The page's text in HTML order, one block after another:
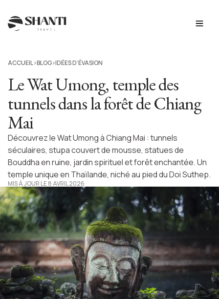
ACCUEIL>BLOG>IDÉES D’ÉVASION
Le Wat Umong, temple des
tunnels dans la forêt de Chiang
Mai
Découvrez le Wat Umong à Chiang Mai : tunnels
séculaires, stupa couvert de mousse, statues de
Bouddha en ruine, jardin spirituel et forêt enchantée. Un
temple unique en Thaïlande, niché au pied du Doi Suthep.
MIS À JOUR LE 8 AVRIL 2026